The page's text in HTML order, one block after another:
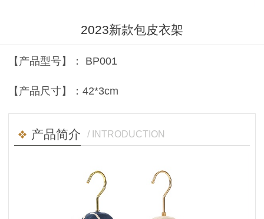
2023新款包皮衣架
【产品型号】： BP001
【产品尺寸】：42*3cm
产品简介 / INTRODUCTION